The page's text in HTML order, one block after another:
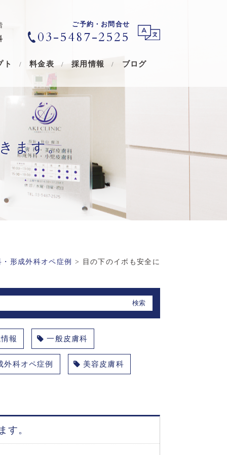
ご予約・お問合せ
03-5487-2525
ト 料金表 採用情報 ブログ
ます。
形成外科オペ症例 >
目の下のイボも安全に
報 一般皮膚科
外科オペ症例 美容皮膚科
す。